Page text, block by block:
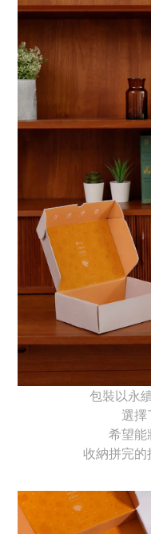
包裝以永
選擇
希望能
收納拼完的